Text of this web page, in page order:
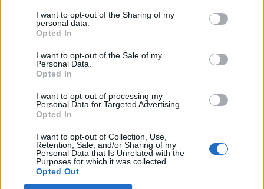
I want to opt-out of the Sharing of my
personal data.
Opted In
I want to opt-out of the Sale of my
Personal Data.
Opted In
I want to opt-out of processing my
Personal Data for Targeted Advertising.
Opted In
I want to opt-out of Collection, Use,
Retention, Sale, and/or Sharing of my
Personal Data that Is Unrelated with the
Purposes for which it was collected.
Opted Out